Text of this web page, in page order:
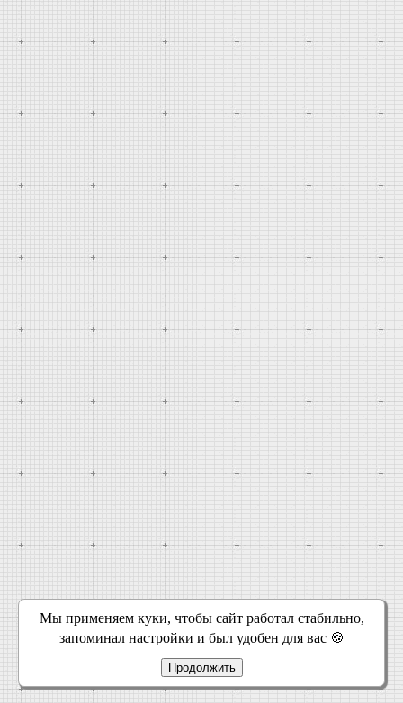
Мы применяем куки, чтобы сайт работал стабильно,
запоминал настройки и был удобен для вас 🍪
Продолжить